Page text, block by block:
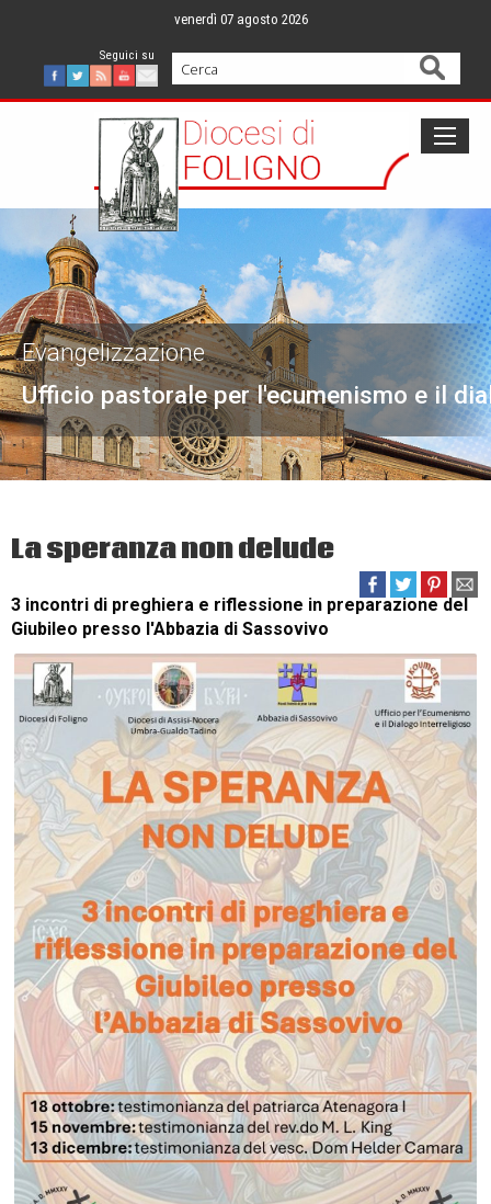
content
venerdì 07 agosto 2026
Facebook
Twitter
FeedYoutube
Mail
Cerca
Ufficio pastorale per l'ecumenismo e il
Evangelizzazione
La speranza non delude
3 incontri di preghiera e riflessione in preparazione del
Giubileo presso l'Abbazia di Sassovivo